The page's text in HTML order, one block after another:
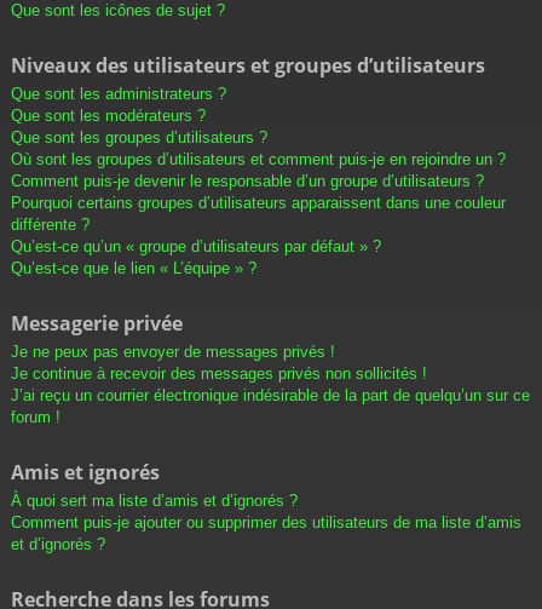
Que sont les icônes de sujet ?
Niveaux des utilisateurs et groupes d’utilisateurs
Que sont les administrateurs ?
Que sont les modérateurs ?
Que sont les groupes d’utilisateurs ?
Où sont les groupes d’utilisateurs et comment puis-je en rejoindre un ?
Comment puis-je devenir le responsable d’un groupe d’utilisateurs ?
Pourquoi certains groupes d’utilisateurs apparaissent dans une couleur
différente ?
Qu’est-ce qu’un « groupe d’utilisateurs par défaut » ?
Qu’est-ce que le lien « L’équipe » ?
Messagerie privée
Je ne peux pas envoyer de messages privés !
Je continue à recevoir des messages privés non sollicités !
J’ai reçu un courrier électronique indésirable de la part de quelqu’un sur ce
forum !
Amis et ignorés
À quoi sert ma liste d’amis et d’ignorés ?
Comment puis-je ajouter ou supprimer des utilisateurs de ma liste d’amis
et d’ignorés ?
Recherche dans les forums